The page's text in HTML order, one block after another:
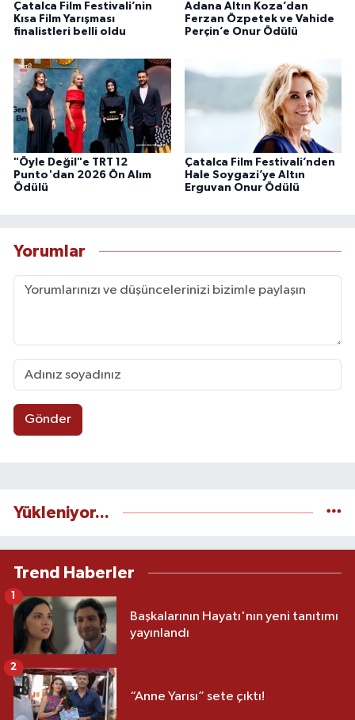
Çatalca Film Festivali’nin
Kısa Film Yarışması
finalistleri belli oldu
Adana Altın Koza’dan
Ferzan Özpetek ve Vahide
Perçin’e Onur Ödülü
"Öyle Değil"e TRT 12
Punto'dan 2026 Ön Alım
Ödülü
Çatalca Film Festivali’nden
Hale Soygazi’ye Altın
Erguvan Onur Ödülü
Yorumlar
Gönder
Yükleniyor...
Trend Haberler
Başkalarının Hayatı'nın yeni tanıtımı
yayınlandı
1
“Anne Yarısı” sete çıktı!
2